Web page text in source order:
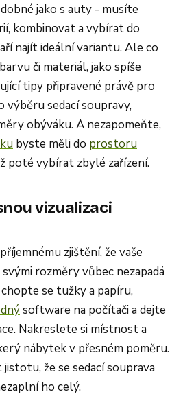
jako s auty - musíte
kombinovat a vybírat do
najít ideální variantu. Ale co
či materiál, jako spíše
tipy připravené právě pro
výběru sedací soupravy,
obýváku. A nezapomeňte,
byste měli do prostoru
poté vybírat zbylé zařízení.
vizualizaci
zjištění, že vaše
rozměry vůbec nezapadá
se tužky a papíru,
software na počítači a dejte
Nakreslete si místnost a
nábytek v přesném poměru.
že se sedací souprava
ho celý.